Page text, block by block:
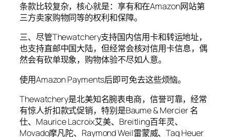
条款比较复杂，核心就是：享有和在Amazon网站第
三方卖家购物同等的权利和保障。
三、尽管Thewatchery支持国内信用卡和转运地址，
也支持直邮中国大陆，但经常会核对信用卡信息，偶
然会有砍单现象，购物体验不尽如人意。
使用Amazon Payments后即可免去这些烦恼。
Thewatchery是北美知名腕表电商，信誉可靠，经常
有惊人折扣款式促销，特别是Baume & Mercier 名
仕、Maurice Lacroix艾美、Breitling百年灵、
Movado摩凡陀、Raymond Weil雷蒙威、Tag Heuer